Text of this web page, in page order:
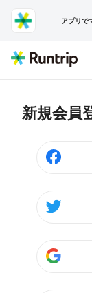
アプリで
新規会員